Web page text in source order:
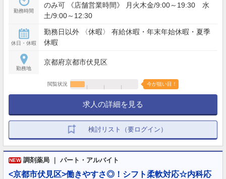
勤務時間
のみ可 《店舗営業時間》 月火木金/9:00～19:30 水
土/9:00～12:30
休日・休暇
勤務日以外 〈休暇〉 有給休暇・年末年始休暇・夏季
休暇
勤務地
京都府京都市伏見区
閲覧状況 今が狙い目！
求人の詳細を見る
検討リスト（要ログイン）
NEW 調剤薬局 ｜ パート・アルバイト
<京都市伏見区>働きやすさ◎！シフト柔軟対応☆内科応